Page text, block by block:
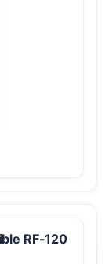
RF-120